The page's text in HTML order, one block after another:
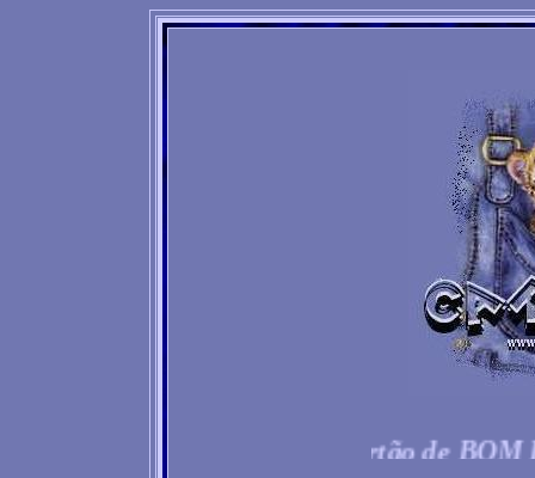
Alegre alguém com um cartão de BOM